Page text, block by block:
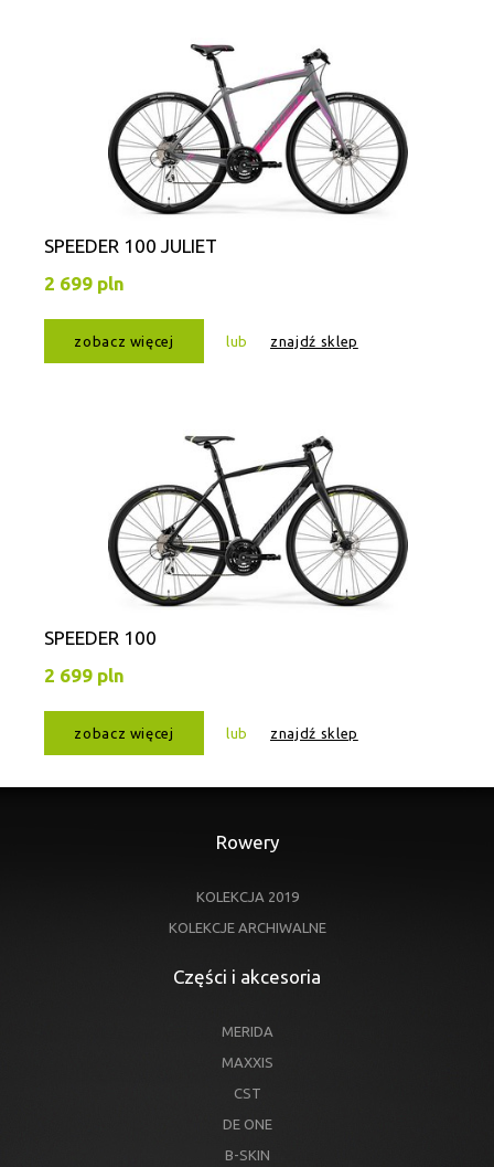
SPEEDER 100 JULIET
2 699 pln
zobacz więcej lub znajdź sklep
SPEEDER 100
2 699 pln
zobacz więcej lub znajdź sklep
Rowery
KOLEKCJA 2019
KOLEKCJE ARCHIWALNE
Części i akcesoria
MERIDA
MAXXIS
CST
DE ONE
B-SKIN